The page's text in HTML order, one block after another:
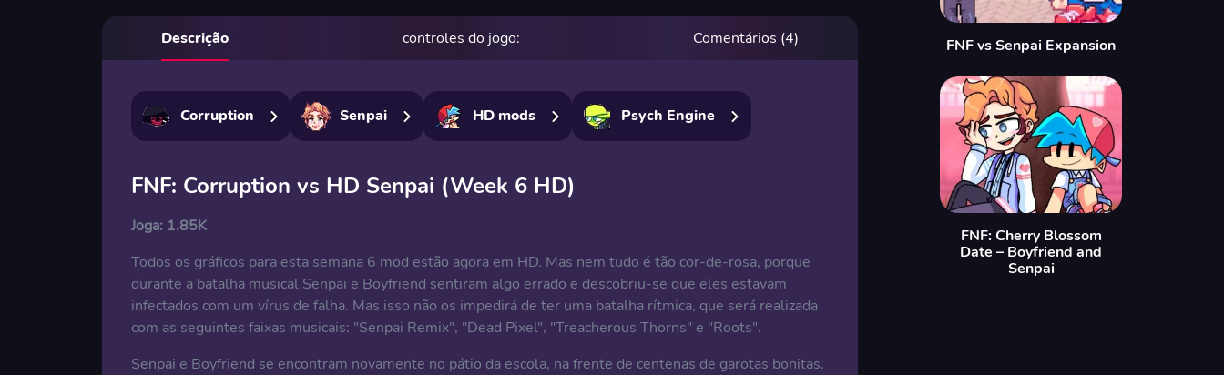
Descrição controles do jogo: Comentários (4)
Corruption Senpai HD mods Psych Engine
FNF: Corruption vs HD Senpai (Week 6 HD)
Joga: 1.85K
Todos os gráficos para esta semana 6 mod estão agora em HD. Mas nem tudo é tão cor-de-rosa, porque
durante a batalha musical Senpai e Boyfriend sentiram algo errado e descobriu-se que eles estavam
infectados com um vírus de falha. Mas isso não os impedirá de ter uma batalha rítmica, que será realizada
com as seguintes faixas musicais: "Senpai Remix", "Dead Pixel", "Treacherous Thorns" e "Roots".
Senpai e Boyfriend se encontram novamente no pátio da escola, na frente de centenas de garotas bonitas.
FNF vs Senpai Expansion
FNF: Cherry Blossom
Date – Boyfriend and
Senpai